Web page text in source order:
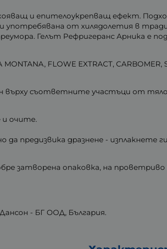
и епителоукрепващ ефект.
употребявана от хилядолетия в
Гелът Рефригеранс Арника е
MONTANA, FLOWE EXTRACT, CARBOMER,
върху съответните участъци от
и очите.
предизвика дразнене - изплакнете
затворена опаковка, на
Дансон - БГ ООД, България.